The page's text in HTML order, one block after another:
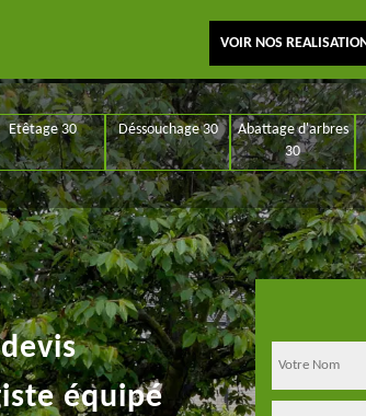
VOIR NOS
Etêtage 30 Déssouchage 30
Abattage d'arbres
30
équipé